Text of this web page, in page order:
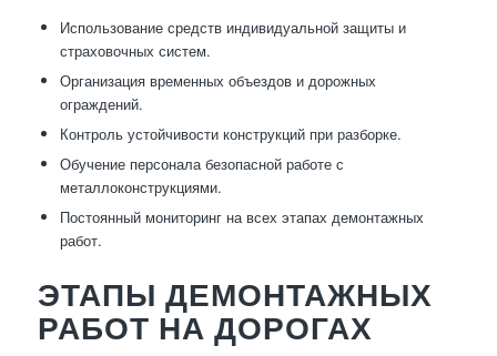
Использование средств индивидуальной защиты и
страховочных систем.
Организация временных объездов и дорожных
ограждений.
Контроль устойчивости конструкций при разборке.
Обучение персонала безопасной работе с
металлоконструкциями.
Постоянный мониторинг на всех этапах демонтажных
работ.
ЭТАПЫ ДЕМОНТАЖНЫХ
РАБОТ НА ДОРОГАХ